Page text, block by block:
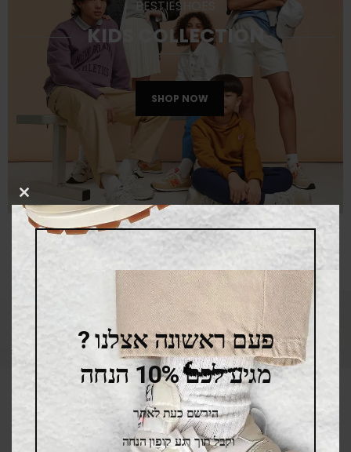
SALE
THIS
פעם ראשונה אצלנו ?
מגיע לכם 10% הנחה
הירשם כעת לאתר
וקבל תוך רגע קופון הנחה